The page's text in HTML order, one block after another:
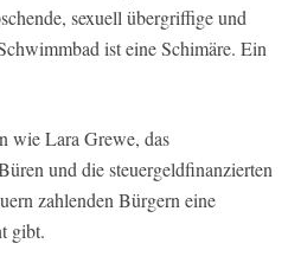
sexuell übergriffige und
ist eine Schimäre. Ein
wie Lara Grewe, das
und die steuergeldfinanzierten
zahlenden Bürgern eine
gibt.